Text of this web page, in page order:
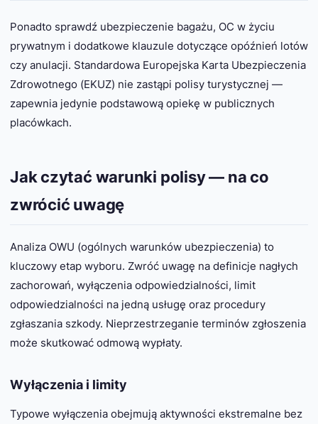
Ponadto sprawdź ubezpieczenie bagażu, OC w życiu
prywatnym i dodatkowe klauzule dotyczące opóźnień lotów
czy anulacji. Standardowa Europejska Karta Ubezpieczenia
Zdrowotnego (EKUZ) nie zastąpi polisy turystycznej —
zapewnia jedynie podstawową opiekę w publicznych
placówkach.
Jak czytać warunki polisy — na co
zwrócić uwagę
Analiza OWU (ogólnych warunków ubezpieczenia) to
kluczowy etap wyboru. Zwróć uwagę na definicje nagłych
zachorowań, wyłączenia odpowiedzialności, limit
odpowiedzialności na jedną usługę oraz procedury
zgłaszania szkody. Nieprzestrzeganie terminów zgłoszenia
może skutkować odmową wypłaty.
Wyłączenia i limity
Typowe wyłączenia obejmują aktywności ekstremalne bez